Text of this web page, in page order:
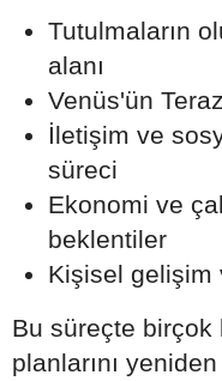
Tutulmaların
alanı
Venüs'ün
İletişim ve
süreci
Ekonomi ve
beklentiler
Kişisel gelişim
Bu süreçte
planlarını